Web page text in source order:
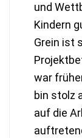
und
Kindern
Grein ist
war
bin stolz
auf die